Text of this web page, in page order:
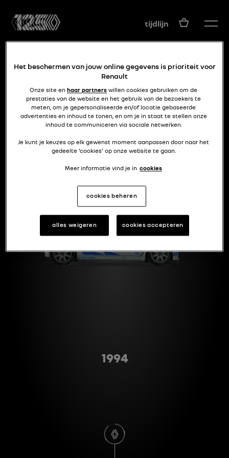
tijdlijn NL
Type A
De jaren 90 in een kit
CLIO MAXI KIT CAR
1994
Het beschermen van jouw online gegevens is prioriteit voor
Renault
Onze site en haar partners willen cookies gebruiken om de
prestaties van de website en het gebruik van de bezoekers te
meten, om je gepersonaliseerde en/of locatie gebaseerde
advertenties en inhoud te tonen, en om je in staat te stellen onze
inhoud te communiceren via sociale netwerken.
Je kunt je keuzes op elk gewenst moment aanpassen door naar het
gedeelte ‘cookies’ op onze website te gaan.
Meer informatie vind je in cookies
cookies beheren
alles weigeren cookies accepteren